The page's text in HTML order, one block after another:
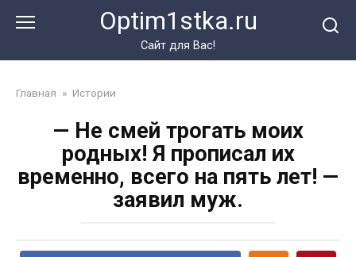
Optim1stka.ru
Сайт для Вас!
Главная » Истории
— Не смей трогать моих
родных! Я прописал их
временно, всего на пять лет! —
заявил муж.